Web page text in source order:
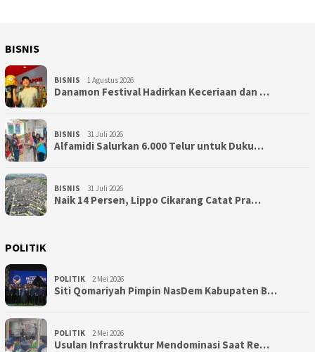
BISNIS
BISNIS 1 Agustus 2026
Danamon Festival Hadirkan Keceriaan dan …
BISNIS 31 Juli 2026
Alfamidi Salurkan 6.000 Telur untuk Duku…
BISNIS 31 Juli 2026
Naik 14 Persen, Lippo Cikarang Catat Pra…
POLITIK
POLITIK 2 Mei 2026
Siti Qomariyah Pimpin NasDem Kabupaten B…
POLITIK 2 Mei 2026
Usulan Infrastruktur Mendominasi Saat Re…